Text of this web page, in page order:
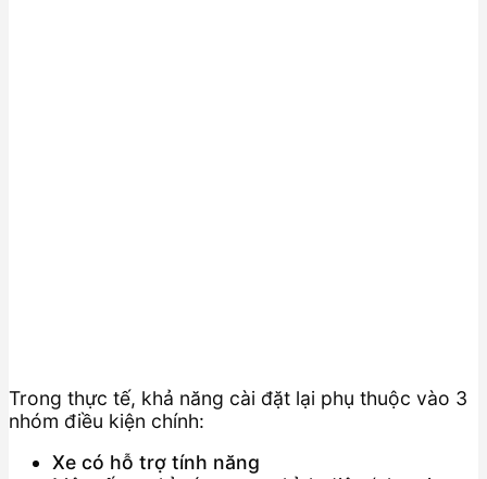
Trong thực tế, khả năng cài đặt lại phụ thuộc vào 3
nhóm điều kiện chính:
Xe có hỗ trợ tính năng